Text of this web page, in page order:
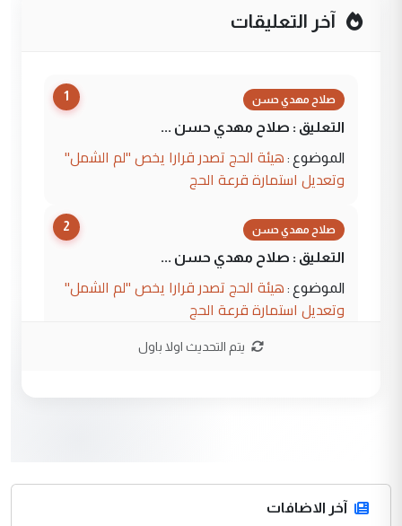
آخر التعليقات
1 صلاح مهدي حسن
التعليق : صلاح مهدي حسن ...
الموضوع : هيئة الحج تصدر قرارا يخص "لم الشمل"
وتعديل استمارة قرعة الحج
2 صلاح مهدي حسن
التعليق : صلاح مهدي حسن ...
الموضوع : هيئة الحج تصدر قرارا يخص "لم الشمل"
وتعديل استمارة قرعة الحج
المشترك لا تستهدف أية دولة ومفتوحة لانضمام
الدول الشقيقة
يتم التحديث اولا باول
آخر الاضافات